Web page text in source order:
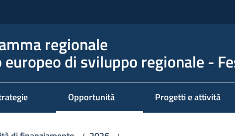
regionale
europeo di sviluppo regionale -
Opportunità Progetti e attività